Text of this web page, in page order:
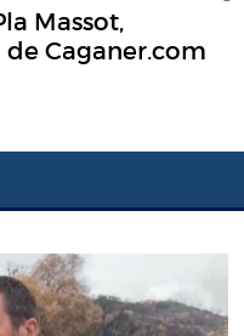
Massot,
Caganer.com